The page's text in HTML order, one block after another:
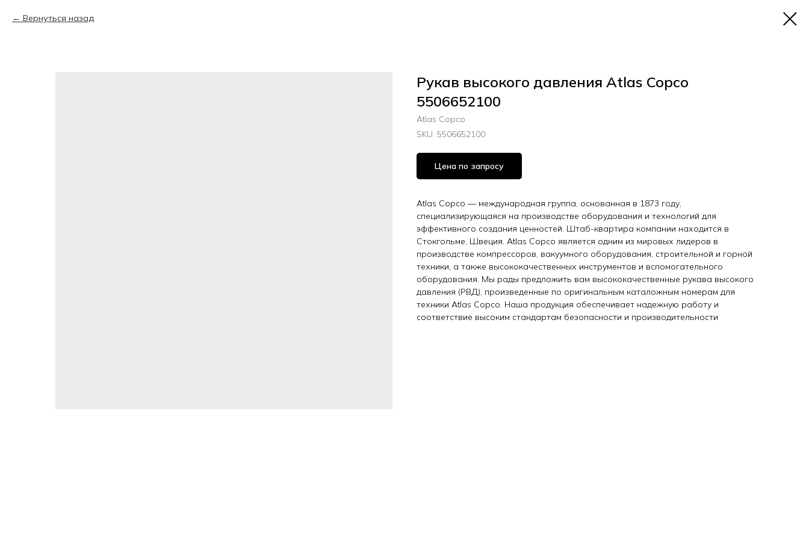
Вернуться назад
Рукав высокого давления Atlas Copco
5506652100
Atlas Copco
SKU: 5506652100
Цена по запросу
Atlas Copco — международная группа, основанная в 1873 году,
специализирующаяся на производстве оборудования и технологий для
эффективного создания ценностей. Штаб-квартира компании находится в
Стокгольме, Швеция. Atlas Copco является одним из мировых лидеров в
производстве компрессоров, вакуумного оборудования, строительной и горной
техники, а также высококачественных инструментов и вспомогательного
оборудования. Мы рады предложить вам высококачественные рукава высокого
давления (РВД), произведенные по оригинальным каталожным номерам для
техники Atlas Copco. Наша продукция обеспечивает надежную работу и
соответствие высоким стандартам безопасности и производительности